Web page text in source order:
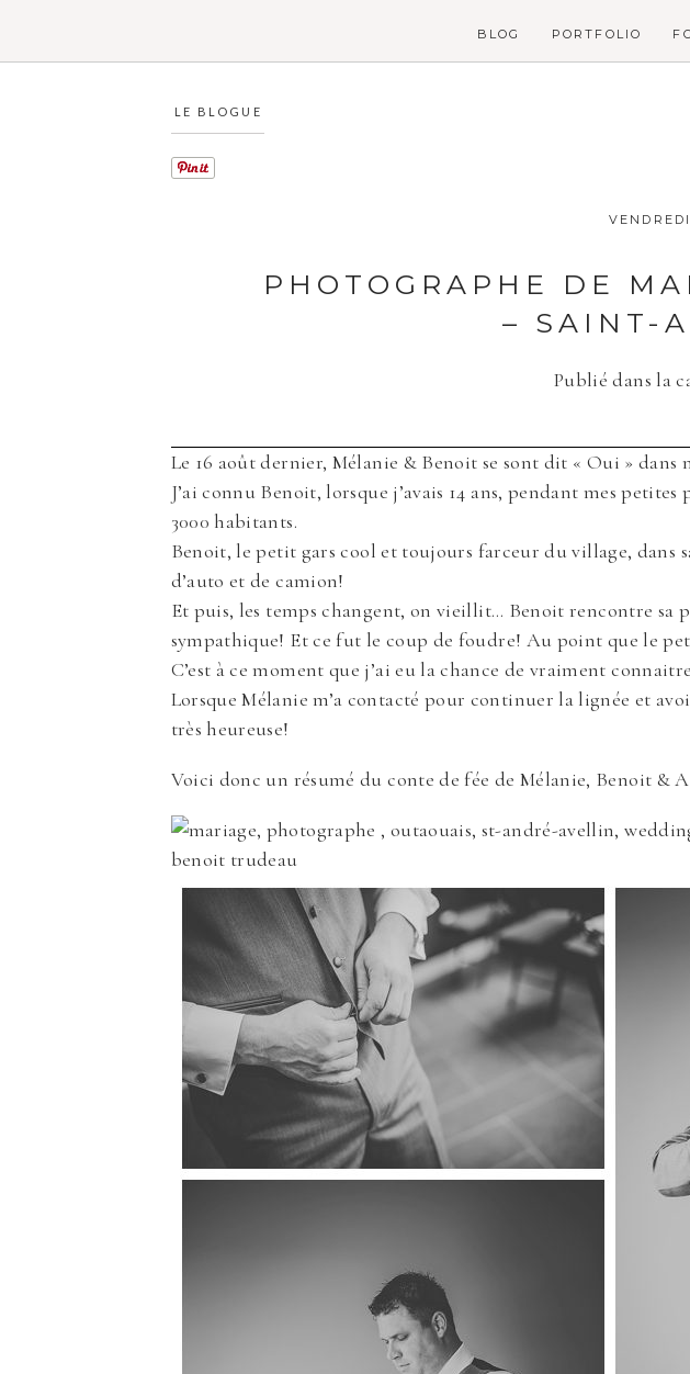
BLOG PORTFOLIO
LE BLOGUE
PHOTOGRAPHE DE
– SAINT-
Publié dans la
Le 16 août dernier, Mélanie & Benoit se sont dit « Oui »
J’ai connu Benoit, lorsque j’avais 14 ans, pendant mes
3000 habitants.
Benoit, le petit gars cool et toujours farceur du village, dans
d’auto et de camion!
Et puis, les temps changent, on vieillit… Benoit rencontre sa
sympathique! Et ce fut le coup de foudre! Au point que le
C’est à ce moment que j’ai eu la chance de vraiment
Lorsque Mélanie m’a contacté pour continuer la lignée et
très heureuse!
Voici donc un résumé du conte de fée de Mélanie, Benoit &